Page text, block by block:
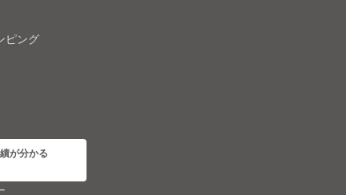
ピング
が分かる